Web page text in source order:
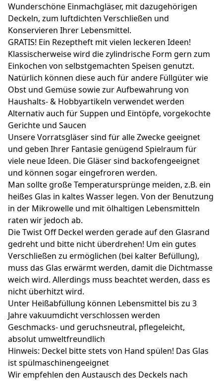
Wunderschöne Einmachgläser, mit dazugehörigen
Deckeln, zum luftdichten Verschließen und
Konservieren Ihrer Lebensmittel.
GRATIS! Ein Rezeptheft mit vielen leckeren Ideen!
Klassischerweise wird die zylindrische Form gern zum
Einkochen von selbstgemachten Speisen genutzt.
Natürlich können diese auch für andere Füllgüter wie
Obst und Gemüse sowie zur Aufbewahrung von
Haushalts- & Hobbyartikeln verwendet werden
Alternativ auch für Suppen und Eintöpfe, vorgekochte
Gerichte und Saucen
Unsere Vorratsgläser sind für alle Zwecke geeignet
und geben Ihrer Fantasie genügend Spielraum für
viele neue Ideen. Die Gläser sind backofengeeignet
und können sogar eingefroren werden.
Man sollte große Temperatursprünge meiden, z.B. ein
heißes Glas in kaltes Wasser legen. Von der Benutzung
in der Mikrowelle und mit ölhaltigen Lebensmitteln
raten wir jedoch ab.
Die Twist Off Deckel werden gerade auf den Glasrand
gedreht und bitte nicht überdrehen! Um ein gutes
Verschließen zu ermöglichen (bei kalter Befüllung),
muss das Glas erwärmt werden, damit die Dichtmasse
weich wird. Allerdings muss beachtet werden, dass es
nicht überhitzt wird.
Unter Heißabfüllung können Lebensmittel bis zu 3
Jahre vakuumdicht verschlossen werden
Geschmacks- und geruchsneutral, pflegeleicht,
absolut umweltfreundlich
Hinweis: Deckel bitte stets von Hand spülen! Das Glas
ist spülmaschinengeeignet
Wir empfehlen den Austausch des Deckels nach